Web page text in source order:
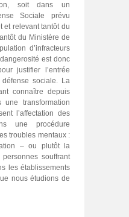
soit dans un
Sociale prévu
et relevant tantôt du
du Ministère de
d’infracteurs
est donc
justifier l’entrée
sociale. La
connaître depuis
une transformation
l’affectation des
une procédure
troubles mentaux :
– ou plutôt la
souffrant
les établissements
nous étudions de